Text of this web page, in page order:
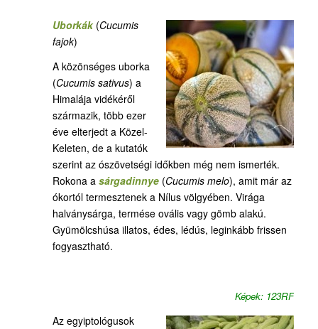
Uborkák(Cucumis
fajok)
A közönséges uborka
(Cucumis sativus) a
Himalája vidékéről
származik, több ezer
éve elterjedt a Közel-
Keleten, de a kutatók
szerint az ószövetségi időkben még nem ismerték.
Rokona a sárgadinnye(Cucumis melo), amit már az
ókortól termesztenek a Nílus völgyében. Virága
halványsárga, termése ovális vagy gömb alakú.
Gyümölcshúsa illatos, édes, lédús, leginkább frissen
fogyasztható.
Képek: 123RF
Az egyiptológusok